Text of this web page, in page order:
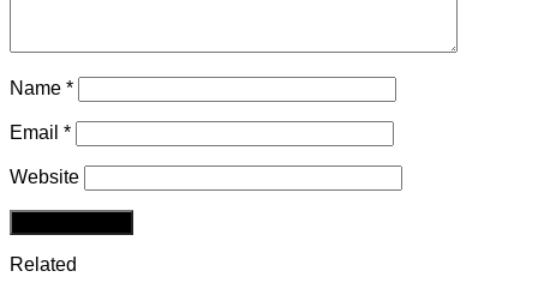
Name *
Email *
Website
Related